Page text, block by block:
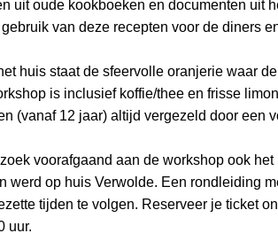
uit oude kookboeken en documenten uit
van deze recepten voor de diners
huis staat de sfeervolle oranjerie waar
is inclusief koffie/thee en frisse
(vanaf 12 jaar) altijd vergezeld door een
voorafgaand aan de workshop ook
werd op huis Verwolde. Een rondleiding
tijden te volgen. Reserveer je ticket
uur.